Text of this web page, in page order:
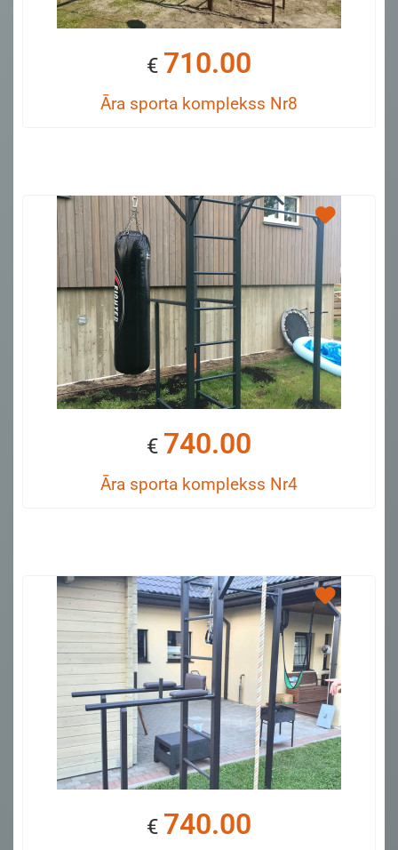
€ 710.00
Āra sporta komplekss Nr8
€ 740.00
Āra sporta komplekss Nr4
€ 740.00